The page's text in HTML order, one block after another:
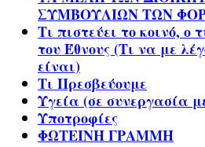
ΣΥΜΒΟΥΛΙΩΝ ΤΩΝ
Τι πιστεύει το κοινό, ο
του Έθνους (Τι να με
είναι)
Τι Πρεσβεύουμε
Υγεία (σε συνεργασία
Υποτροφίες
ΦΩΤΕΙΝΗ ΓΡΑΜΜΗ